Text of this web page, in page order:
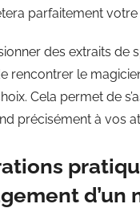
parfaitement votre
des extraits de
rencontrer le
Cela permet de
précisément à vos
d’un